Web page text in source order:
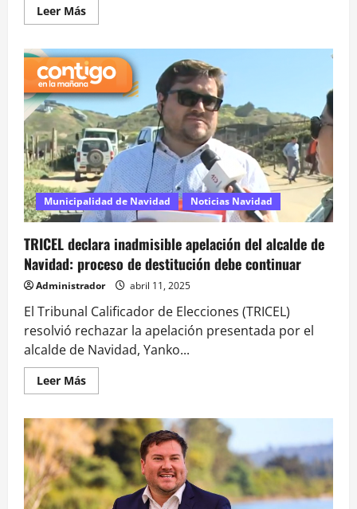
Leer MásLeer
más
Tensión
en
Navidad:
Continúa
toma
estudiantil
y
paro
docente
ante
crisis
en
el
sector
educativo
Municipalidad de Navidad Noticias Navidad
TRICEL declara inadmisible apelación del alcalde de
Navidad: proceso de destitución debe continuar
Administrador abril 11, 2025
El Tribunal Calificador de Elecciones (TRICEL)
resolvió rechazar la apelación presentada por el
alcalde de Navidad, Yanko...
Leer MásLeer
más
TRICEL
declara
inadmisible
apelación
del
alcalde
de
Navidad: